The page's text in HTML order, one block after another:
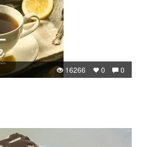
0
0
16266